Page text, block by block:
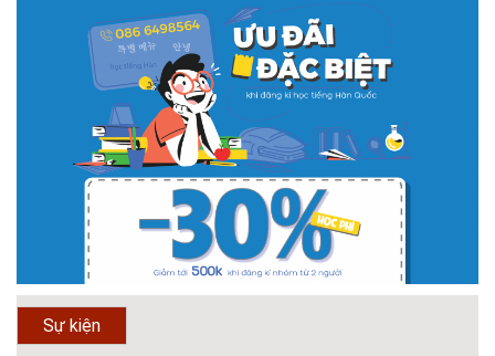
Sự kiện
toàn quốc đang triển khai hoặc khởi động các đề án về đô thị thông
# 23.06.2018 | 15:37
Hội thảo về sàn bê tông chất lượng cao tại Hà Nội và TP Hồ
Hội thảo “Sàn bê tông chất lượng cao – công nghệ mới nhất tại Châu Âu
& Mỹ và các vấn đề áp dụng tại Việt Nam” được tổ chức bởi HOUSELINK
sẽ diễn ra vào 14h00 ngày 26/06/2018 tại Khách sạn Pan Pacific, Hà Nội
và ngày 28/...
# 04.03.2017 | 10:56
Độc đáo 3 địa danh thu nhỏ trong một homestay giữa lòng
Hà Nội
Ngoài các khách sạn và nhà nghỉ, nhiều du khách có xu hướng tìm đến
các homestay cho kỳ nghỉ của mình.